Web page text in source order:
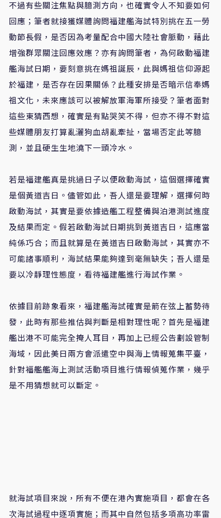
不過有些關注焦點與臆測方向，也確實令人不知要如何
回應；筆者就接獲媒體詢問福建艦海試特別挑在五一勞
動節長假，是否因為考量配合中國大陸社會脈動，藉此
增強群眾關注回應效應？亦有詢問筆者，為何啟動福建
艦海試日期，要刻意挑在媽祖誕辰，此與媽祖信仰源起
於福建，是否存在因果關係？此種安排是否暗示信奉媽
祖文化，未來應該可以被解放軍海軍所接受？筆者面對
這些東猜西想，確實是有點哭笑不得，但亦不得不對這
些媒體朋友打算亂灑狗血胡亂牽扯，當場否定此等臆
測，並且硬生生地澆下一頭冷水。
若是福建艦真是挑過日子以便啟動海試，這個選擇確實
是個黃道吉日。儘管如此，吾人還是要理解，選擇何時
啟動海試，其實是要依據造艦工程整備與泊港測試進度
及結果而定。假若啟動海試日期挑到黃道吉日，這應當
純係巧合；而且就算是在黃道吉日啟動海試，其實亦不
可能諸事順利，海試結果能夠達到毫無缺失；吾人還是
要以冷靜理性態度，看待福建艦進行海試作業。
依據目前跡象看來，福建艦海試確實是箭在弦上蓄勢待
發，此時有那些推估與判斷是相對理性呢？首先是福建
艦出港不可能完全掩人耳目，再加上已經公告劃設管制
海域，因此美日兩方會派遣空中與海上情報蒐集平臺，
針對福艦艦海上測試活動項目進行情報偵蒐作業，幾乎
是不用猜想就可以斷定。
就海試項目來說，所有不便在港內實施項目，都會在各
次海試過程中逐項實施；而其中自然包括多項高功率雷